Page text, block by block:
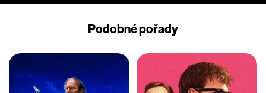
Podobné pořady